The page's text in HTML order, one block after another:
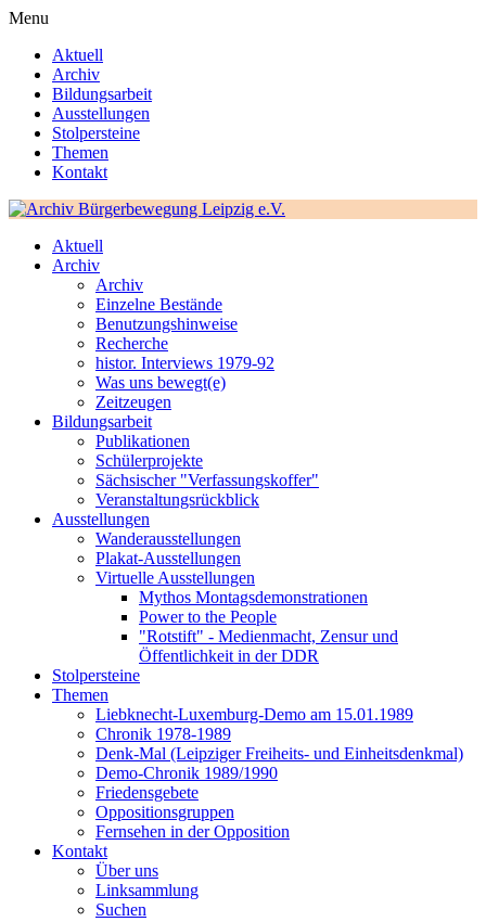
Menu
Aktuell
Archiv
Bildungsarbeit
Ausstellungen
Stolpersteine
Themen
Kontakt
Aktuell
Archiv
Archiv
Einzelne Bestände
Benutzungshinweise
Recherche
histor. Interviews 1979-92
Was uns bewegt(e)
Zeitzeugen
Bildungsarbeit
Publikationen
Schülerprojekte
Sächsischer "Verfassungskoffer"
Veranstaltungsrückblick
Ausstellungen
Wanderausstellungen
Plakat-Ausstellungen
Virtuelle Ausstellungen
Mythos Montagsdemonstrationen
Power to the People
"Rotstift" - Medienmacht, Zensur und
Öffentlichkeit in der DDR
Stolpersteine
Themen
Liebknecht-Luxemburg-Demo am 15.01.1989
Chronik 1978-1989
Denk-Mal (Leipziger Freiheits- und Einheitsdenkmal)
Demo-Chronik 1989/1990
Friedensgebete
Oppositionsgruppen
Fernsehen in der Opposition
Kontakt
Über uns
Linksammlung
Suchen